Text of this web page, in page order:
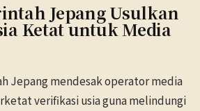
Jepang Usulkan
Ketat untuk Media
Jepang mendesak operator media
verifikasi usia guna melindungi